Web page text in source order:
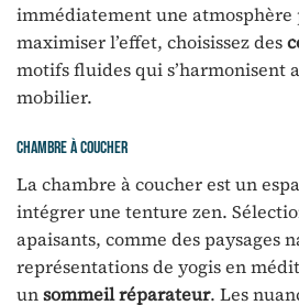
immédiatement une atmosphère
maximiser l’effet, choisissez des
motifs fluides qui s’harmonisent
mobilier.
Chambre à coucher
La chambre à coucher est un
intégrer une tenture zen.
apaisants, comme des paysages
représentations de yogis en
unsommeil réparateur. Les